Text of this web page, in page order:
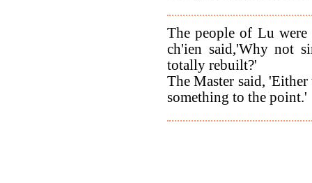
The people of Lu
ch'ien said,'Why not
totally rebuilt?'
The Master said, 'Either
something to the point.'